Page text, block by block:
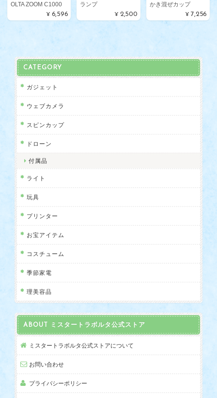
OLTA ZOOM C1000
¥6,596
ランプ
¥2,500
かき混ぜカップ
¥7,256
CATEGORY
ガジェット
ウェブカメラ
スピンカップ
ドローン
付属品
ライト
玩具
プリンター
お宝アイテム
コスチューム
季節家電
理美容品
ABOUT ミスタートラボルタ公式ストア
ミスタートラボルタ公式ストアについて
お問い合わせ
プライバシーポリシー